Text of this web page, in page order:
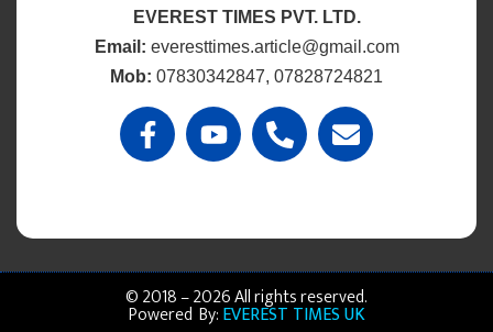
EVEREST TIMES PVT. LTD.
Email: everesttimes.article@gmail.com
Mob: 07830342847, 07828724821
© 2018 – 2026 All rights reserved.
Powered By:EVEREST TIMES UK